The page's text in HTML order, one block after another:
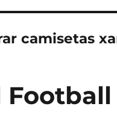
camisetas
Football